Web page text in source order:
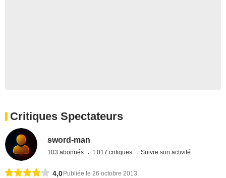
Critiques Spectateurs
sword-man
103 abonnés 1 017 critiques Suivre son activité
4,0Publiée le 26 octobre 2013